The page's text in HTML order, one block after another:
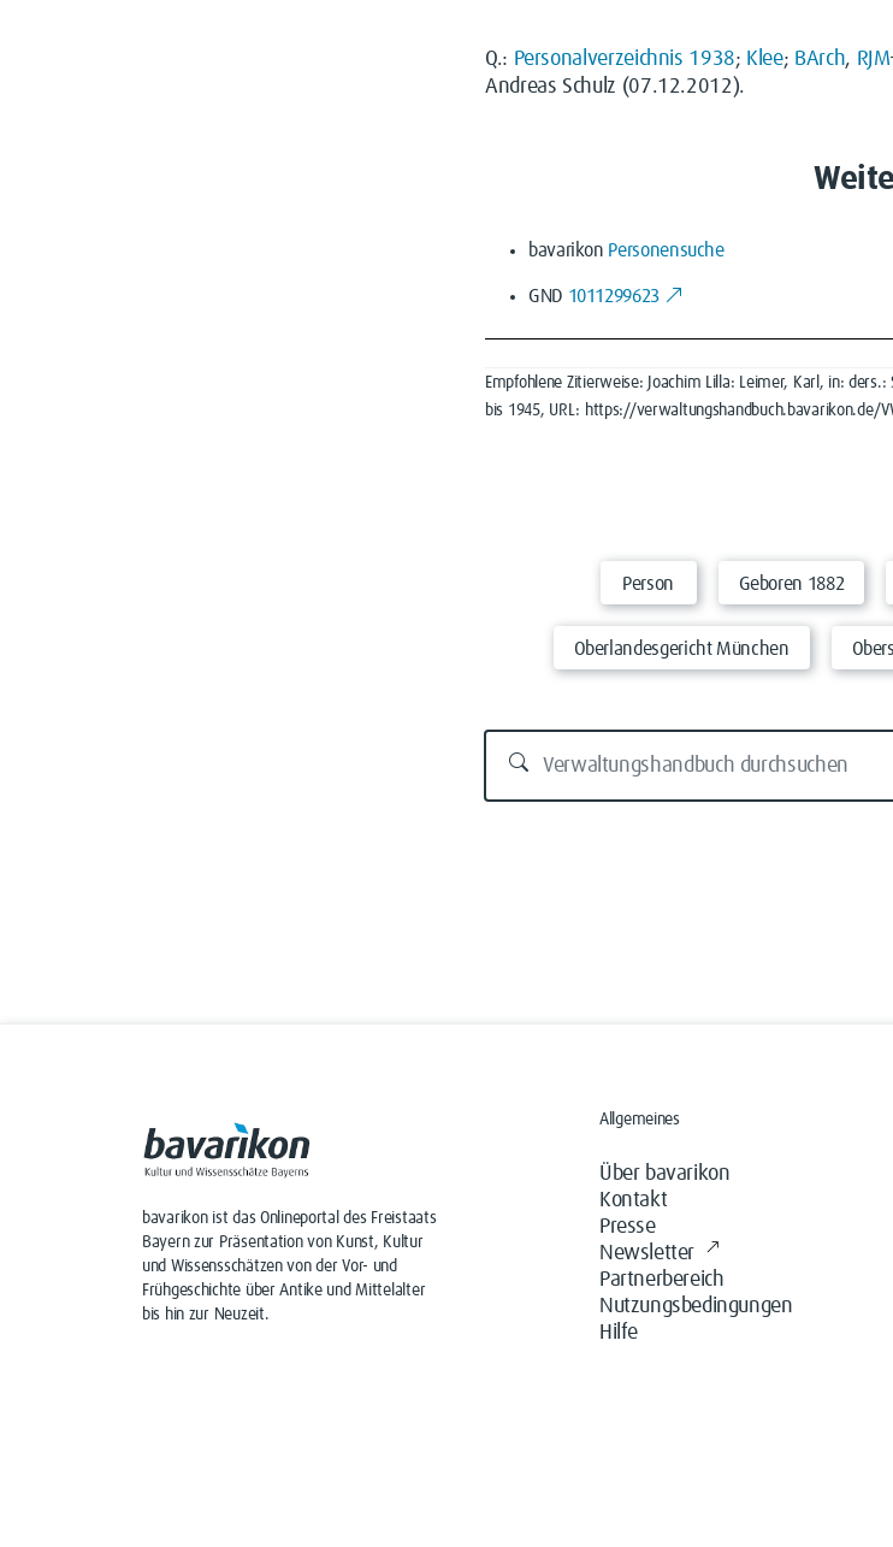
Q.: Personalverzeichnis 1938; Klee; BArch, RJM
Andreas Schulz (07.12.2012).
bavarikon Personensuche
GND 1011299623
Empfohlene Zitierweise: Joachim Lilla: Leimer, Karl, in:
bis 1945, URL: https://verwaltungshandbuch.bavarikon.de/
Person Geboren 1882
Oberlandesgericht München
bavarikon ist das Onlineportal des Freistaats
Bayern zur Präsentation von Kunst, Kultur
und Wissensschätzen von der Vor- und
Frühgeschichte über Antike und Mittelalter
bis hin zur Neuzeit.
Allgemeines
Über bavarikon
Kontakt
Presse
Newsletter
Partnerbereich
Nutzungsbedingungen
Hilfe